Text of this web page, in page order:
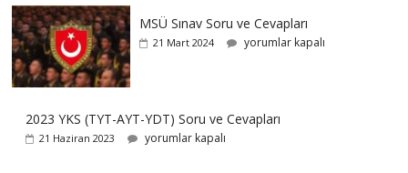
MSÜ Sınav Soru ve Cevapları
21 Mart 2024 yorumlar kapalı
2023 YKS (TYT-AYT-YDT) Soru ve Cevapları
21 Haziran 2023 yorumlar kapalı